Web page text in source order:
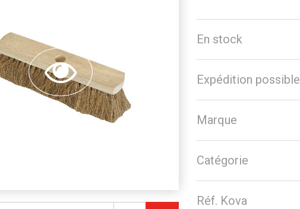
En stock
Expédition possible
Marque
Catégorie
Réf. Kova